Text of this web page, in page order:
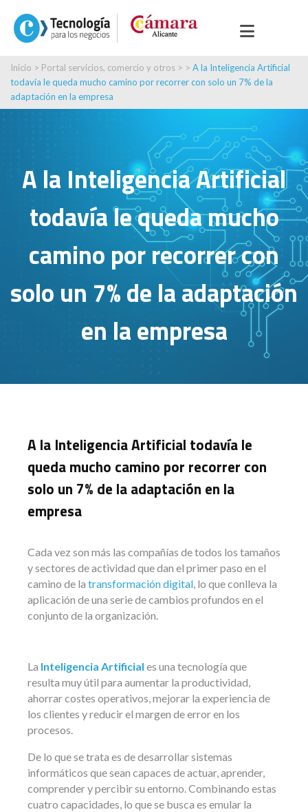
Inicio > Portal servicios, comercio y otros > > A la Inteligencia Artificial
todavía le queda mucho camino por recorrer con solo un 7% de la
adaptación en la empresa
A la Inteligencia Artificial
todavía le queda mucho
camino por recorrer con
solo un 7% de la adaptación
en la empresa
A la Inteligencia Artificial todavía le
queda mucho camino por recorrer con
solo un 7% de la adaptación en la
empresa
Cada vez son más las compañías de todos los tamaños
y sectores de actividad que dan el primer paso en el
camino de la transformación digital, lo que conlleva la
aplicación de una serie de cambios profundos en el
conjunto de la organización.
La Inteligencia Artificial es una tecnología que
resulta muy útil para aumentar la productividad,
ahorrar costes operativos, mejorar la experiencia de
los clientes y reducir el margen de error en los
procesos.
De lo que se trata es de desarrollar sistemas
informáticos que sean capaces de actuar, aprender,
comprender y percibir su entorno. Combinando estas
cuatro capacidades, lo que se busca es emular la